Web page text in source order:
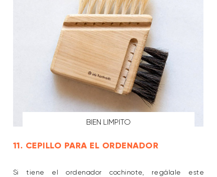
BIEN LIMPITO
11. CEPILLO PARA EL ORDENADOR
Si tiene el ordenador cochinote, regálale este